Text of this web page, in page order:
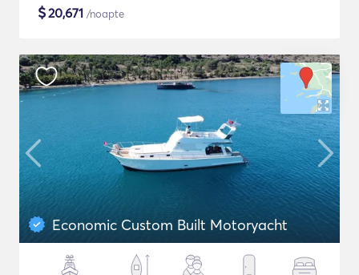
$20,671 /noapte
Economic Custom Built Motoryacht